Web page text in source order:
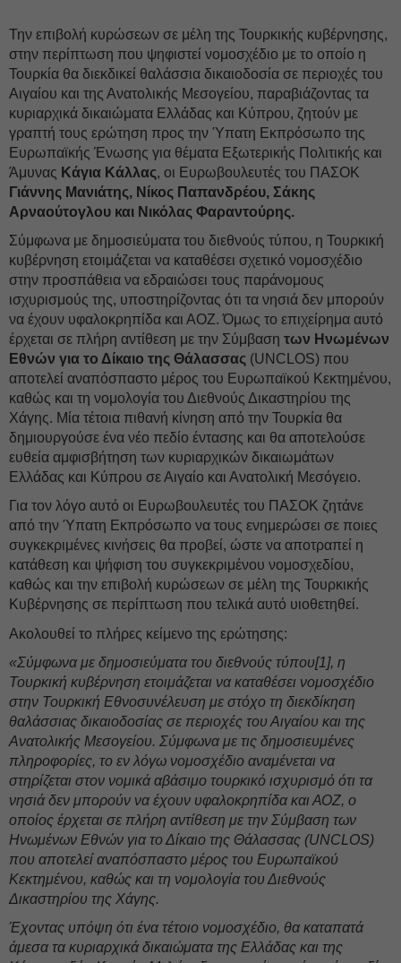
Την επιβολή κυρώσεων σε μέλη της Τουρκικής κυβέρνησης,
στην περίπτωση που ψηφιστεί νομοσχέδιο με το οποίο η
Τουρκία θα διεκδικεί θαλάσσια δικαιοδοσία σε περιοχές του
Αιγαίου και της Ανατολικής Μεσογείου, παραβιάζοντας τα
κυριαρχικά δικαιώματα Ελλάδας και Κύπρου, ζητούν με
γραπτή τους ερώτηση προς την Ύπατη Εκπρόσωπο της
Ευρωπαϊκής Ένωσης για θέματα Εξωτερικής Πολιτικής και
Άμυνας Κάγια Κάλλας, οι Ευρωβουλευτές του ΠΑΣΟΚ
Γιάννης Μανιάτης, Νίκος Παπανδρέου, Σάκης
Αρναούτογλου και Νικόλας Φαραντούρης.
Σύμφωνα με δημοσιεύματα του διεθνούς τύπου, η Τουρκική
κυβέρνηση ετοιμάζεται να καταθέσει σχετικό νομοσχέδιο
στην προσπάθεια να εδραιώσει τους παράνομους
ισχυρισμούς της, υποστηρίζοντας ότι τα νησιά δεν μπορούν
να έχουν υφαλοκρηπίδα και ΑΟΖ. Όμως το επιχείρημα αυτό
έρχεται σε πλήρη αντίθεση με την Σύμβαση των Ηνωμένων
Εθνών για το Δίκαιο της Θάλασσας (UNCLOS) που
αποτελεί αναπόσπαστο μέρος του Ευρωπαϊκού Κεκτημένου,
καθώς και τη νομολογία του Διεθνούς Δικαστηρίου της
Χάγης. Μία τέτοια πιθανή κίνηση από την Τουρκία θα
δημιουργούσε ένα νέο πεδίο έντασης και θα αποτελούσε
ευθεία αμφισβήτηση των κυριαρχικών δικαιωμάτων
Ελλάδας και Κύπρου σε Αιγαίο και Ανατολική Μεσόγειο.
Για τον λόγο αυτό οι Ευρωβουλευτές του ΠΑΣΟΚ ζητάνε
από την Ύπατη Εκπρόσωπο να τους ενημερώσει σε ποιες
συγκεκριμένες κινήσεις θα προβεί, ώστε να αποτραπεί η
κατάθεση και ψήφιση του συγκεκριμένου νομοσχεδίου,
καθώς και την επιβολή κυρώσεων σε μέλη της Τουρκικής
Κυβέρνησης σε περίπτωση που τελικά αυτό υιοθετηθεί.
Ακολουθεί το πλήρες κείμενο της ερώτησης:
«Σύμφωνα με δημοσιεύματα του διεθνούς τύπου[1], η
Τουρκική κυβέρνηση ετοιμάζεται να καταθέσει νομοσχέδιο
στην Τουρκική Εθνοσυνέλευση με στόχο τη διεκδίκηση
θαλάσσιας δικαιοδοσίας σε περιοχές του Αιγαίου και της
Ανατολικής Μεσογείου. Σύμφωνα με τις δημοσιευμένες
πληροφορίες, το εν λόγω νομοσχέδιο αναμένεται να
στηρίζεται στον νομικά αβάσιμο τουρκικό ισχυρισμό ότι τα
νησιά δεν μπορούν να έχουν υφαλοκρηπίδα και ΑΟΖ, ο
οποίος έρχεται σε πλήρη αντίθεση με την Σύμβαση των
Ηνωμένων Εθνών για το Δίκαιο της Θάλασσας (UNCLOS)
που αποτελεί αναπόσπαστο μέρος του Ευρωπαϊκού
Κεκτημένου, καθώς και τη νομολογία του Διεθνούς
Δικαστηρίου της Χάγης.
Έχοντας υπόψη ότι ένα τέτοιο νομοσχέδιο, θα καταπατά
άμεσα τα κυριαρχικά δικαιώματα της Ελλάδας και της